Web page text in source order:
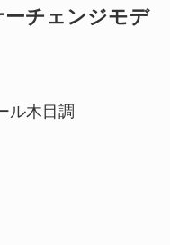
チェンジモデ
ル木目調